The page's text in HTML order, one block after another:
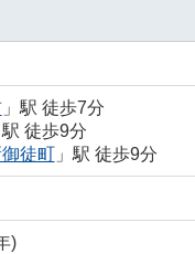
」駅 徒歩7分
駅 徒歩9分
徒町」駅 徒歩9分
)